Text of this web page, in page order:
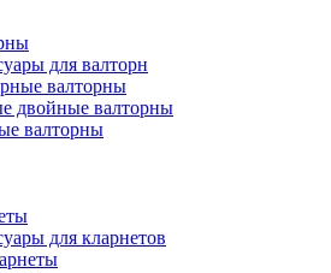
для валторн
валторны
двойные валторны
валторны
для кларнетов